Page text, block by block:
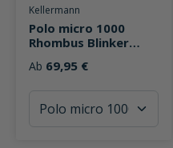
Durchschnittliche
Kellermann
Polo micro 1000
Rhombus Blinker
Ab 69,95 €